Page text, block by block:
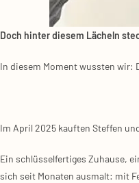
Doch hin­ter die­sem Lächeln
In die­sem Moment wuss­ten wir:
Im April 2025 kauf­ten Stef­fen
Ein schlüs­sel­fer­ti­ges Zuhau­se,
sich seit Mona­ten aus­malt: mit